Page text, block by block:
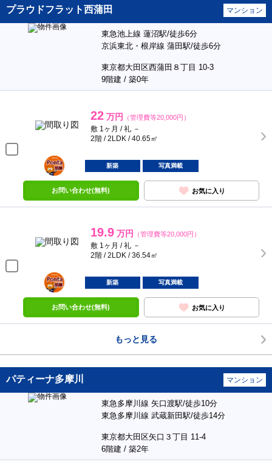
プラウドフラット西蒲田 マンション
東急池上線 蓮沼駅/徒歩6分
京浜東北・根岸線 蒲田駅/徒歩6分
東京都大田区西蒲田８丁目 10-3
9階建 / 築0年
22 万円 （管理費等20,000円）
敷 1ヶ月 / 礼 －
2階 / 2LDK / 40.65㎡
ポンタ
部屋
新築 写真満載
お問い合わせ(無料) お気に入り
19.9 万円 （管理費等20,000円）
敷 1ヶ月 / 礼 －
2階 / 2LDK / 36.54㎡
ポンタ
部屋
新築 写真満載
お問い合わせ(無料) お気に入り
もっと見る
パティーナ多摩川 マンション
東急多摩川線 矢口渡駅/徒歩10分
東急多摩川線 武蔵新田駅/徒歩14分
東京都大田区矢口３丁目 11-4
6階建 / 築2年